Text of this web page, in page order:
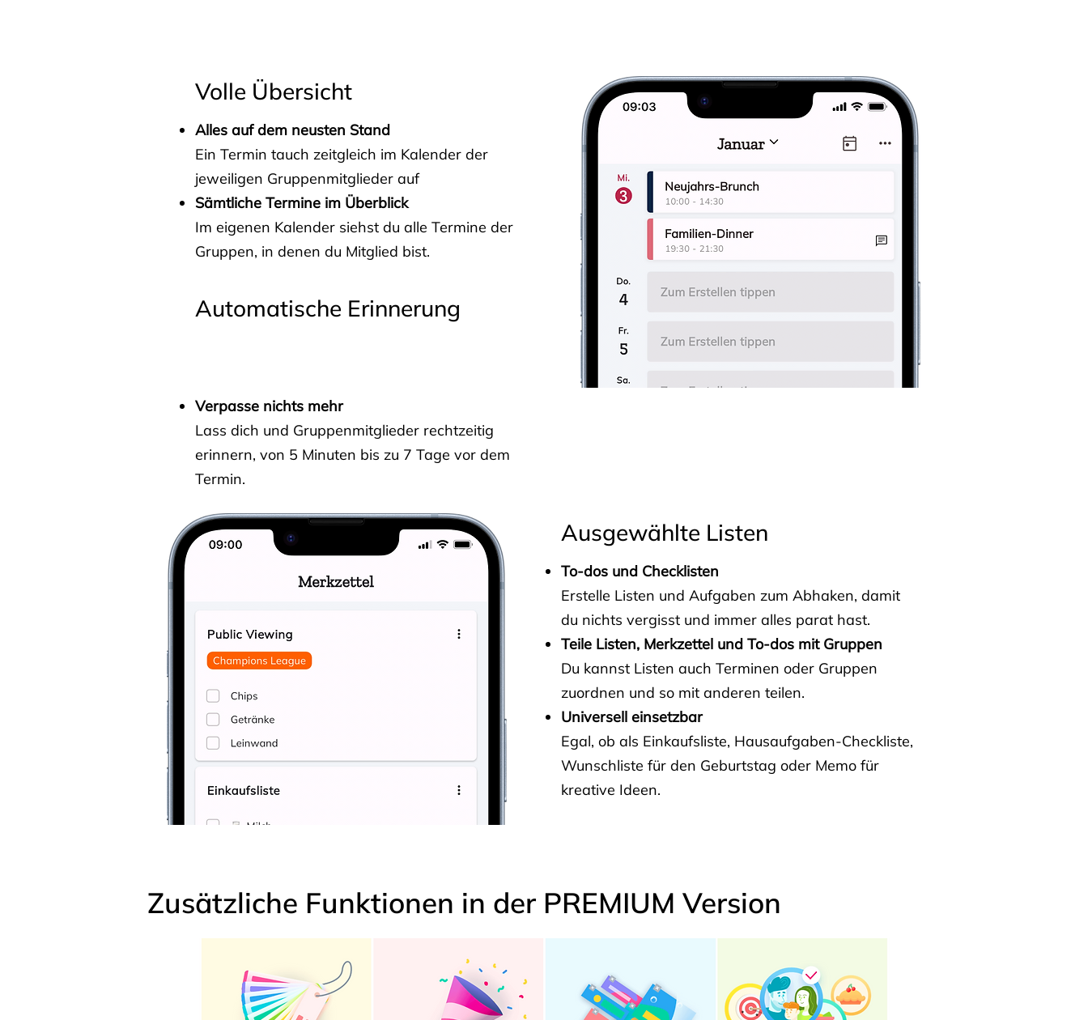
Volle Übersicht
Alles auf dem neusten Stand
Ein Termin tauch zeitgleich im Kalender der
jeweiligen Gruppenmitglieder auf
Sämtliche Termine im Überblick
Im eigenen Kalender siehst du alle Termine der
Gruppen, in denen du Mitglied bist.
Automatische Erinnerung
Verpasse nichts mehr
Lass dich und Gruppenmitglieder rechtzeitig
erinnern, von 5 Minuten bis zu 7 Tage vor dem
Termin.
Ausgewählte Listen
To-dos und Checklisten
Erstelle Listen und Aufgaben zum Abhaken, damit
du nichts vergisst und immer alles parat hast.
Teile Listen, Merkzettel und To-dos mit Gruppen
Du kannst Listen auch Terminen oder Gruppen
zuordnen und so mit anderen teilen.
Universell einsetzbar
Egal, ob als Einkaufsliste, Hausaufgaben-Checkliste,
Wunschliste für den Geburtstag oder Memo für
kreative Ideen.
Zusätzliche Funktionen in der PREMIUM Version